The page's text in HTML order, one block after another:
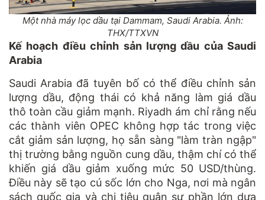
Một nhà máy lọc dầu tại Dammam, Saudi Arabia. Ảnh:
THX/TTXVN
Kế hoạch điều chỉnh sản lượng dầu của Saudi
Arabia
Saudi Arabia đã tuyên bố có thể điều chỉnh sản
lượng dầu, động thái có khả năng làm giá dầu
thô toàn cầu giảm mạnh. Riyadh ám chỉ rằng nếu
các thành viên OPEC không hợp tác trong việc
cắt giảm sản lượng, họ sẵn sàng "làm tràn ngập"
thị trường bằng nguồn cung dầu, thậm chí có thể
khiến giá dầu giảm xuống mức 50 USD/thùng.
Điều này sẽ tạo cú sốc lớn cho Nga, nơi mà ngân
sách quốc gia và chi tiêu quân sự phần lớn dựa